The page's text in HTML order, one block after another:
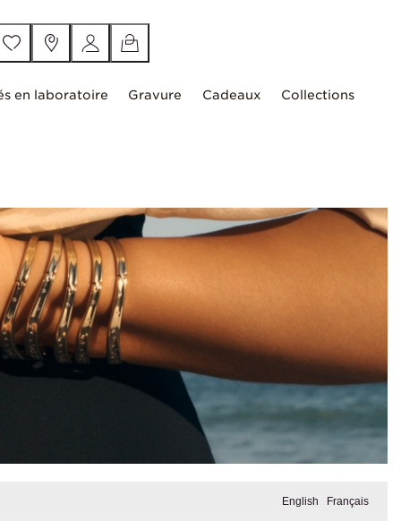
en laboratoire Gravure Cadeaux Collections
English Français